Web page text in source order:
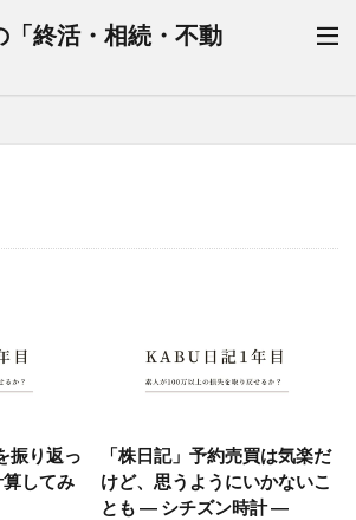
「終活・相続・不動
振り返っ
してみ
「株日記」予約売買は気楽だ
けど、思うようにいかないこ
とも ― シチズン時計 ―